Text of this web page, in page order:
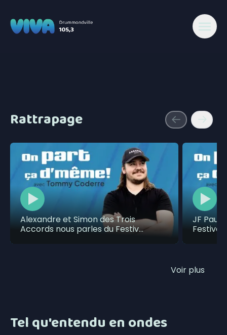
Rattrapage
Alexandre et Simon des Trois
Accords nous parles du Festival
JF
Festival
Voir plus
Tel qu'entendu en ondes